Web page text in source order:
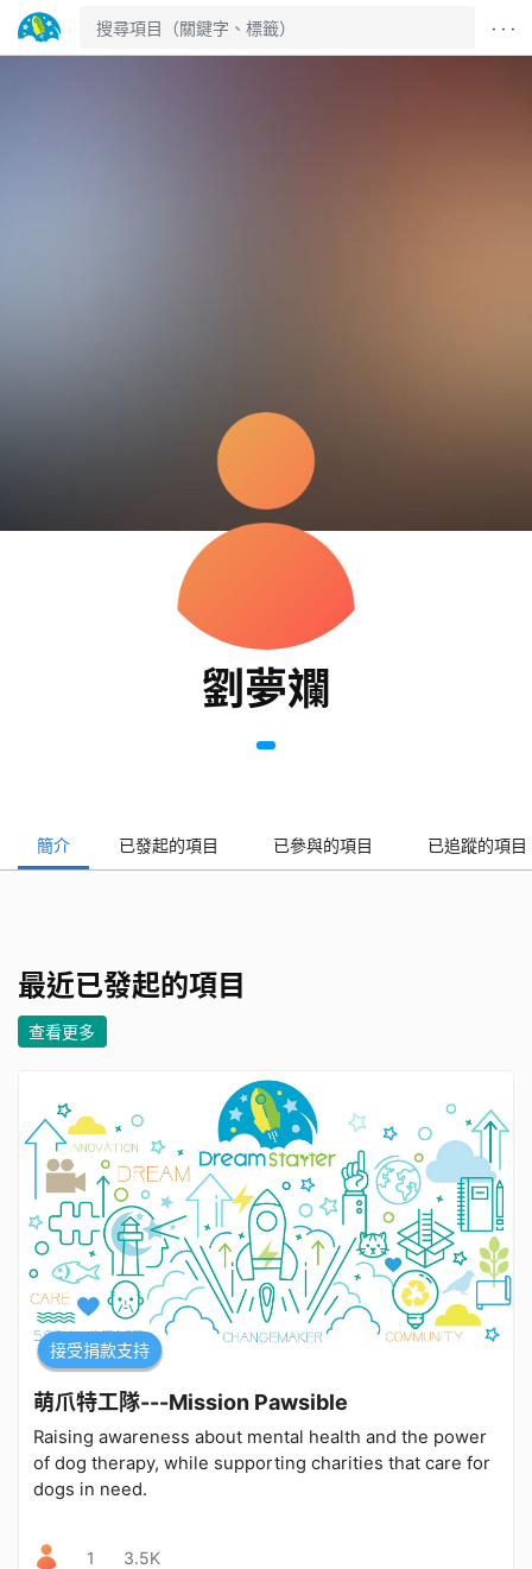
· · ·
劉夢斕
簡介 已發起的項目 已參與的項目 已追蹤的項目
最近已發起的項目
查看更多
接受捐款支持
萌爪特工隊---Mission Pawsible
Raising awareness about mental health and the power
of dog therapy, while supporting charities that care for
dogs in need.
1 3.5K